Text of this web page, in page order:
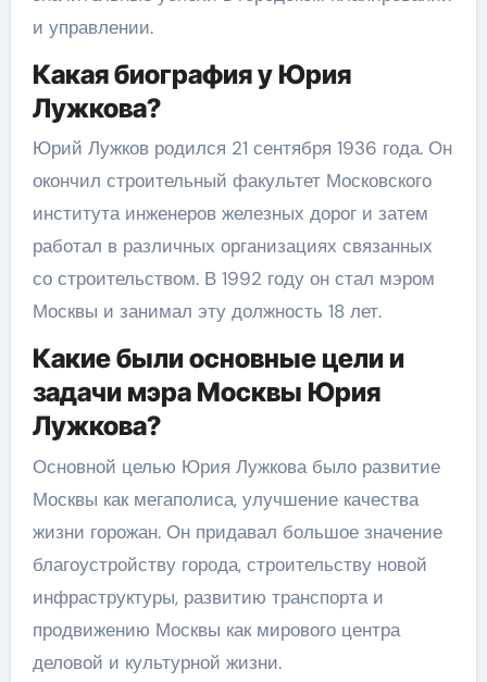
и управлении.
Какая биография у Юрия
Лужкова?
Юрий Лужков родился 21 сентября 1936 года. Он
окончил строительный факультет Московского
института инженеров железных дорог и затем
работал в различных организациях связанных
со строительством. В 1992 году он стал мэром
Москвы и занимал эту должность 18 лет.
Какие были основные цели и
задачи мэра Москвы Юрия
Лужкова?
Основной целью Юрия Лужкова было развитие
Москвы как мегаполиса, улучшение качества
жизни горожан. Он придавал большое значение
благоустройству города, строительству новой
инфраструктуры, развитию транспорта и
продвижению Москвы как мирового центра
деловой и культурной жизни.